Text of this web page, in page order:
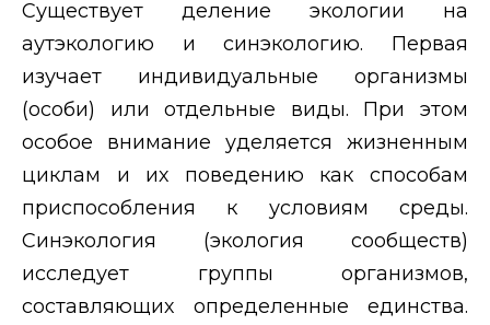
Существует деление экологии на
аутэкологию и синэкологию. Первая
изучает индивидуальные организмы
(особи) или отдельные виды. При этом
особое внимание уделяется жизненным
циклам и их поведению как способам
приспособления к условиям среды.
Синэкология (экология сообществ)
исследует группы организмов,
составляющих определенные единства.